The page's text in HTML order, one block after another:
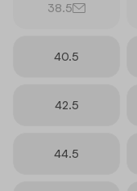
38.5
40.5
42.5
44.5